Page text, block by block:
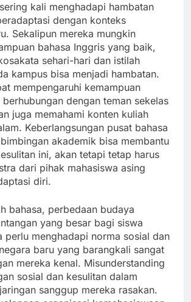
kali menghadapi hambatan
dengan konteks
Sekalipun mereka mungkin
bahasa Inggris yang baik,
sehari-hari dan istilah
kampus bisa menjadi hambatan.
mempengaruhi kemampuan
dengan teman sekelas
juga memahami konten kuliah
Keberlangsungan pusat bahasa
akademik bisa membantu
ini, akan tetapi tetap harus
dari pihak mahasiswa asing
diri.
bahasa, perbedaan budaya
yang besar bagi siswa
perlu menghadapi norma sosial dan
baru yang barangkali sangat
mereka kenal. Misunderstanding
sosial dan kesulitan dalam
sanggup mereka rasakan.